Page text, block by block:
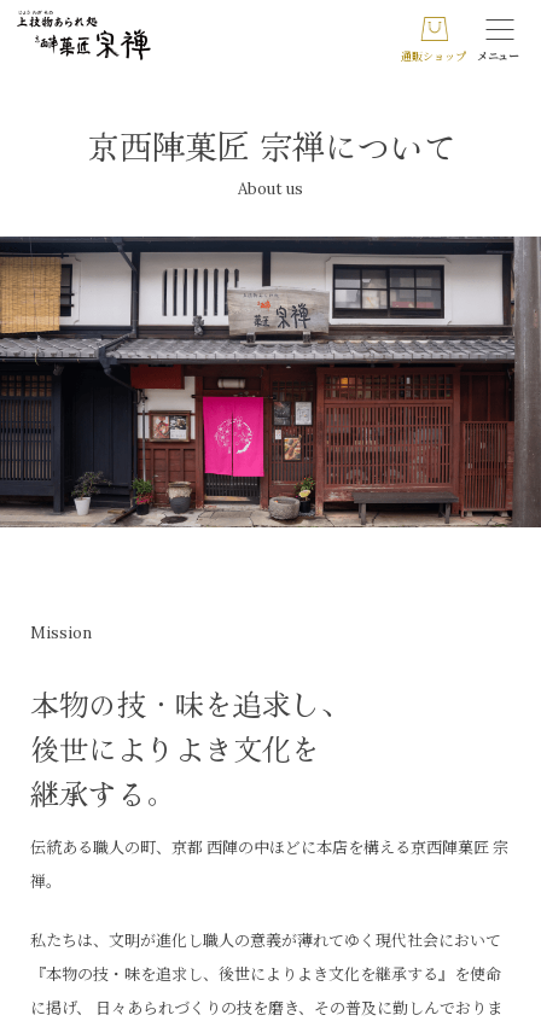
通販ショップ メニュー
京西陣菓匠 宗禅について
About us
Mission
本物の技・味を追求し、
後世によりよき文化を
継承する。
伝統ある職人の町、京都 西陣の中ほどに本店を構える京西陣菓匠 宗
禅。
私たちは、文明が進化し職人の意義が薄れてゆく現代社会において
『本物の技・味を追求し、後世によりよき文化を継承する』を使命
に掲げ、
日々あられづくりの技を磨き、その普及に勤しんでおりま